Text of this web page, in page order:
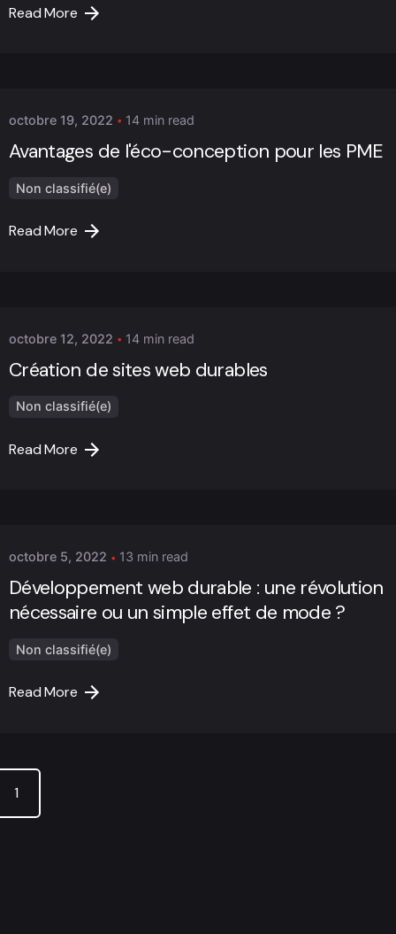
Read More
octobre 19, 2022 14 min read
Avantages de l'éco-conception pour les PME
Non classifié(e)
Read More
octobre 12, 2022 14 min read
Création de sites web durables
Non classifié(e)
Read More
octobre 5, 2022 13 min read
Développement web durable : une révolution
nécessaire ou un simple effet de mode ?
Non classifié(e)
Read More
1